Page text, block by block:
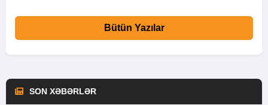
Bütün Yazılar
SON XƏBƏRLƏR